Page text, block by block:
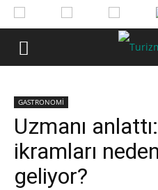
GASTRONOMİ
Uzmanı
ikramları
geliyor?